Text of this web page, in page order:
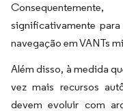
significativamente
navegação em VANTs
Além disso, à medida
vez mais recursos
devem evoluir com